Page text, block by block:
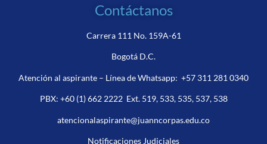
Contáctanos
Carrera 111 No. 159A-61
Bogotá D.C.
Atención al aspirante – Línea de Whatsapp: +57 311 281 0340
PBX: +60 (1) 662 2222Ext. 519, 533, 535, 537, 538
atencionalaspirante@juanncorpas.edu.co
Notificaciones Judiciales